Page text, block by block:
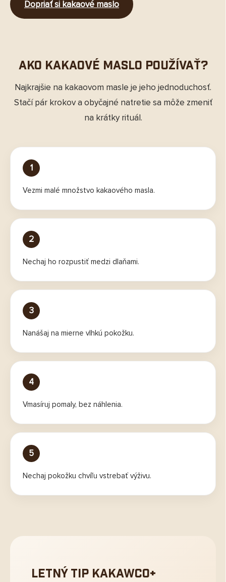
Dopriať si kakaové maslo
Ako kakaové maslo používať?
Najkrajšie na kakaovom masle je jeho jednoduchosť.
Stačí pár krokov a obyčajné natretie sa môže zmeniť
na krátky rituál.
1
Vezmi malé množstvo kakaového masla.
2
Nechaj ho rozpustiť medzi dlaňami.
3
Nanášaj na mierne vlhkú pokožku.
4
Vmasíruj pomaly, bez náhlenia.
5
Nechaj pokožku chvíľu vstrebať výživu.
Letný tip KakawCo+